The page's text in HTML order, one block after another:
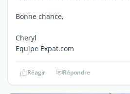
Bonne chance,
Cheryl
Equipe Expat.com
Réagir Répondre